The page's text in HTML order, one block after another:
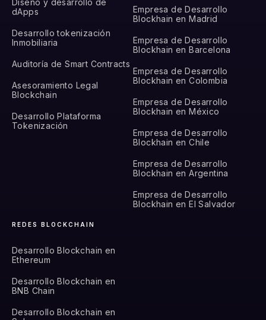
dApps
Desarrollo tokenización
Inmobiliaria
Auditoría de Smart Contracts
Asesoramiento Legal
Blockchain
Desarrollo Plataforma
Tokenización
Empresa de Desarrollo
Blockhain en Madrid
Empresa de Desarrollo
Blockhain en Barcelona
Empresa de Desarrollo
Blockhain en Colombia
Empresa de Desarrollo
Blockhain en México
Empresa de Desarrollo
Blockhain en Chile
Empresa de Desarrollo
Blockhain en Argentina
Empresa de Desarrollo
Blockhain en El Salvador
REDES BLOCKCHAIN
Desarrollo Blockchain en
Ethereum
Desarrollo Blockchain en
BNB Chain
Desarrollo Blockchain en